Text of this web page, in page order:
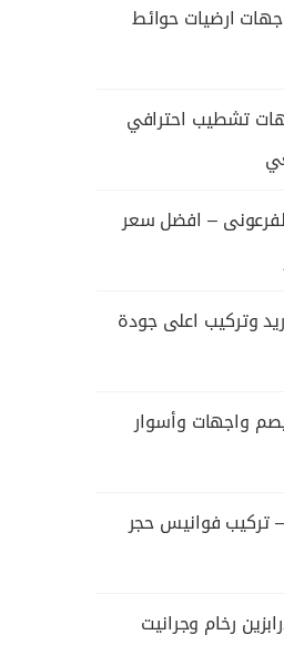
ارضيات حوائط
تشطيب احترافي
– افضل سعر
وتركيب اعلى جودة
واجهات وأسوار
فوانيس حجر
رخام وجرانيت